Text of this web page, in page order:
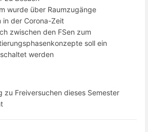
wurde über Raumzugänge
in der Corona-Zeit
zwischen den FSen zum
soll ein
werden
zu Freiversuchen dieses Semester